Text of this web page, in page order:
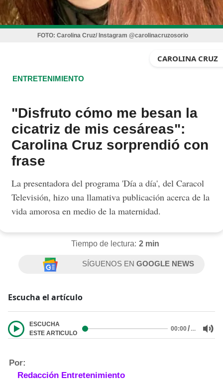
FOTO: Carolina Cruz/ Instagram @carolinacruzosorio
CAROLINA CRUZ
ENTRETENIMIENTO
"Disfruto cómo me besan la
cicatriz de mis cesáreas":
Carolina Cruz sorprendió con
frase
La presentadora del programa 'Día a día', del Caracol
Televisión, hizo una llamativa publicación acerca de la
vida amorosa en medio de la maternidad.
Tiempo de lectura: 2 min
SÍGUENOS ENGOOGLE NEWS
Escucha el artículo
ESCUCHA
ESTE ARTICULO
00:00/…
Por:
Redacción Entretenimiento